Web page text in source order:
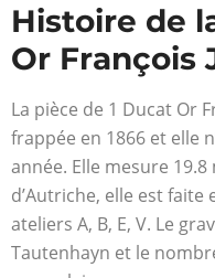
Histoire de
Or François
La pièce de 1 Ducat Or
frappée en 1866 et elle
année. Elle mesure
d’Autriche, elle est
ateliers A, B, E, V. Le
Tautenhayn et le